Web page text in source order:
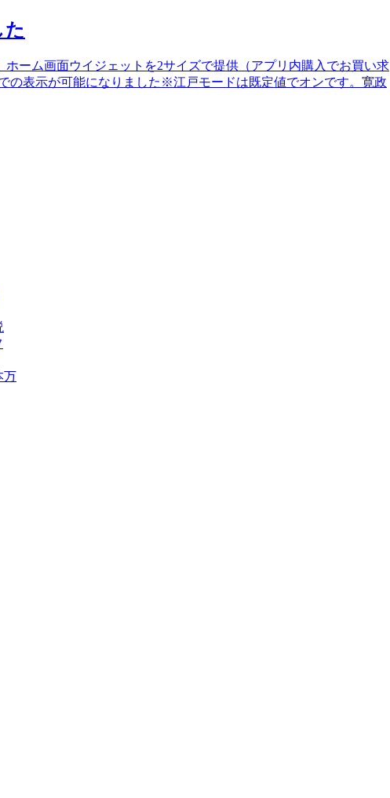
た
ーム画面ウイジェットを2サイズで提供（アプリ内購入でお買い求
の表示が可能になりました※江戸モードは既定値でオンです。寛政
万